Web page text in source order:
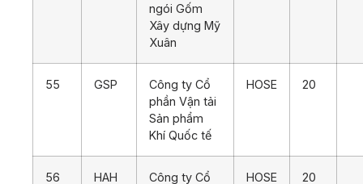
ngói Gốm
Xây dựng Mỹ
Xuân
55 GSP
Công ty Cổ
phần Vận tải
Sản phẩm
Khí Quốc tế
HOSE 20
56 HAH Công ty Cổ HOSE 20